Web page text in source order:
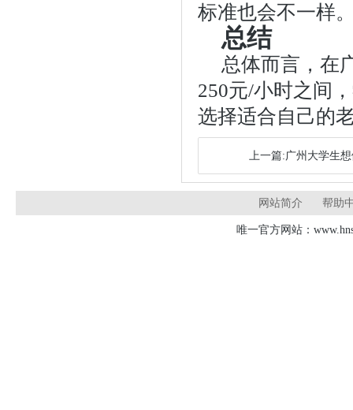
标准也会不一样
总结
总体而言，在
250元/小时之间
选择适合自己的
上一篇:广州大学生
网站简介 帮助
唯一官方网站：